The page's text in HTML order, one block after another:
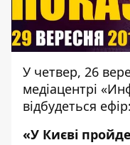
У четвер, 26
медіацентрі
відбудеться ефір:
«У Києві